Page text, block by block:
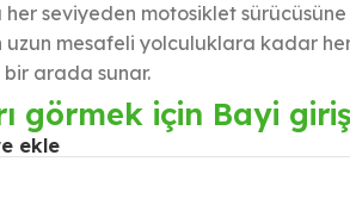
seviyeden motosiklet
uzun mesafeli yolculuklara kadar
arada sunar.
görmek için Bayi
ekle